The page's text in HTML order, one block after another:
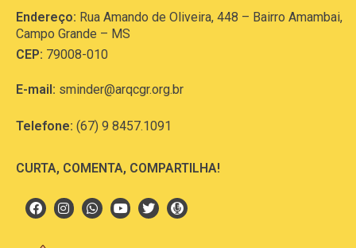
Endereço: Rua Amando de Oliveira, 448 – Bairro Amambai,
Campo Grande – MS
CEP: 79008-010
E-mail: sminder@arqcgr.org.br
Telefone: (67) 9 8457.1091
CURTA, COMENTA, COMPARTILHA!